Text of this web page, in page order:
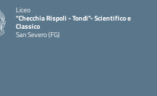
Liceo
"Checchia Rispoli - Tondi"- Scientifico e
Classico
San Severo (FG)